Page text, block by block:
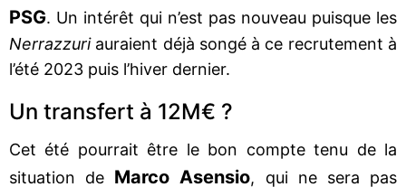
PSG. Un intérêt qui n’est pas nouveau puisque les
Nerrazzuri auraient déjà songé à ce recrutement à
l’été 2023 puis l’hiver dernier.
Un transfert à 12M€ ?
Cet été pourrait être le bon compte tenu de la
situation de Marco Asensio, qui ne sera pas